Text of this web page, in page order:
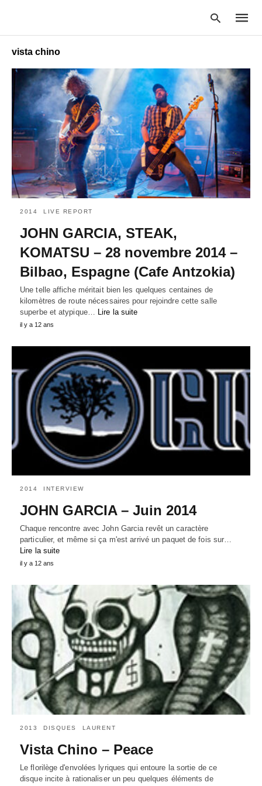
Type
search
enter:
vista chino
2014 LIVE REPORT
JOHN GARCIA, STEAK,
KOMATSU – 28 novembre 2014 –
Bilbao, Espagne (Cafe Antzokia)
Une telle affiche méritait bien les quelques centaines de
kilomètres de route nécessaires pour rejoindre cette salle
superbe et atypique… Lire la suite
il y a 12 ans
2014 INTERVIEW
JOHN GARCIA – Juin 2014
Chaque rencontre avec John Garcia revêt un caractère
particulier, et même si ça m'est arrivé un paquet de fois sur…
Lire la suite
il y a 12 ans
2013 DISQUES LAURENT
Vista Chino – Peace
Le florilège d'envolées lyriques qui entoure la sortie de ce
disque incite à rationaliser un peu quelques éléments de